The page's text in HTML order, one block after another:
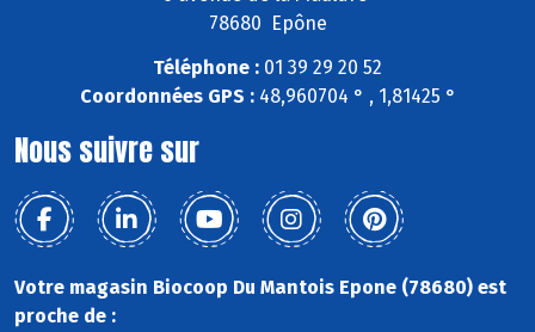
78680 Epône
Téléphone : 01 39 29 20 52
Coordonnées GPS :48,960704 ° , 1,81425 °
Nous suivre sur
Votre magasin Biocoop Du Mantois Epone (78680) est
proche de :